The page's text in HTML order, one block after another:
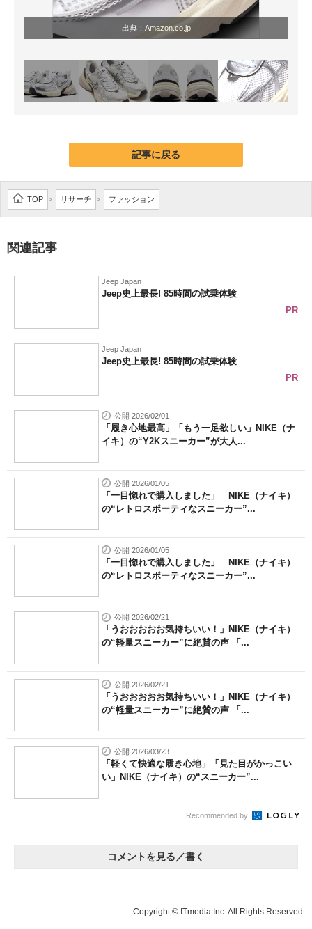
出典： Amazon.co.jp
記事に戻る
TOP > リサーチ > ファッション
関連記事
Jeep Japan
Jeep史上最長! 85時間の試乗体験
PR
Jeep Japan
Jeep史上最長! 85時間の試乗体験
PR
公開 2026/02/01
「履き心地最高」「もう一足欲しい」NIKE（ナ
イキ）の“Y2Kスニーカー”が大人...
公開 2026/01/05
「一目惚れで購入しました」 NIKE（ナイキ）
の“レトロスポーティなスニーカー”...
公開 2026/01/05
「一目惚れで購入しました」 NIKE（ナイキ）
の“レトロスポーティなスニーカー”...
公開 2026/02/21
「うおおおおお気持ちいい！」NIKE（ナイキ）
の“軽量スニーカー”に絶賛の声 「...
公開 2026/02/21
「うおおおおお気持ちいい！」NIKE（ナイキ）
の“軽量スニーカー”に絶賛の声 「...
公開 2026/03/23
「軽くて快適な履き心地」「見た目がかっこい
い」NIKE（ナイキ）の“スニーカー”...
Recommended by
コメントを見る／書く
Copyright © ITmedia Inc. All Rights Reserved.